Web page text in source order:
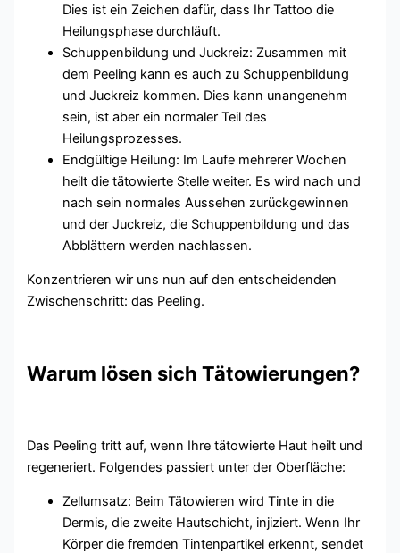
Dies ist ein Zeichen dafür, dass Ihr Tattoo die
Heilungsphase durchläuft.
Schuppenbildung und Juckreiz: Zusammen mit
dem Peeling kann es auch zu Schuppenbildung
und Juckreiz kommen. Dies kann unangenehm
sein, ist aber ein normaler Teil des
Heilungsprozesses.
Endgültige Heilung: Im Laufe mehrerer Wochen
heilt die tätowierte Stelle weiter. Es wird nach und
nach sein normales Aussehen zurückgewinnen
und der Juckreiz, die Schuppenbildung und das
Abblättern werden nachlassen.
Konzentrieren wir uns nun auf den entscheidenden
Zwischenschritt: das Peeling.
Warum lösen sich Tätowierungen?
Das Peeling tritt auf, wenn Ihre tätowierte Haut heilt und
regeneriert. Folgendes passiert unter der Oberfläche:
Zellumsatz: Beim Tätowieren wird Tinte in die
Dermis, die zweite Hautschicht, injiziert. Wenn Ihr
Körper die fremden Tintenpartikel erkennt, sendet